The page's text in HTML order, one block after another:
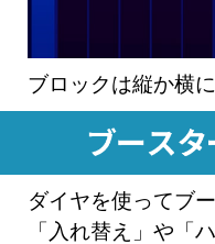
ブロックは縦か横
ダイヤを使ってブ
「入れ替え」や「